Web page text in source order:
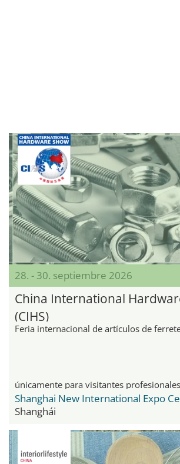
28. - 30. septiembre 2026
China International
(CIHS)
Feria internacional de artículos de
únicamente para visitantes profesionales
Shanghái